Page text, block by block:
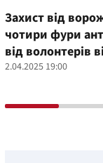
Захист від
чотири фури
від волонтерів
2.04.2025 19:00